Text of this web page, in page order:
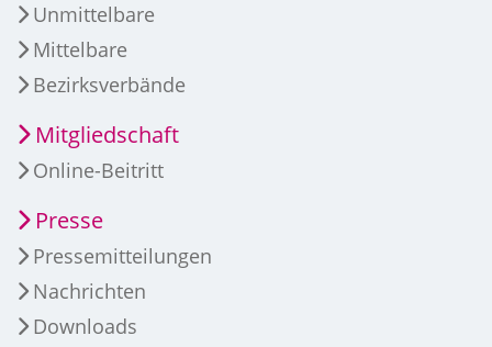
Unmittelbare
Mittelbare
Bezirksverbände
Mitgliedschaft
Online-Beitritt
Presse
Pressemitteilungen
Nachrichten
Downloads